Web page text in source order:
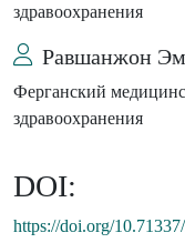
здравоохранения
Равшанжон
Ферганский
здравоохранения
DOI:
https://doi.org/